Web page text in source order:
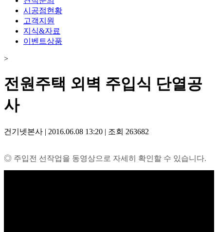
시공점현황
고객지원
지식&자료
이벤트상품
>
전원주택 외벽 주입식 단열공
사
건기넷본사 | 2016.06.08 13:20 | 조회 263682
◎ 주입전 선작업을 동영상으로 자세히 확인할 수 있습니다.